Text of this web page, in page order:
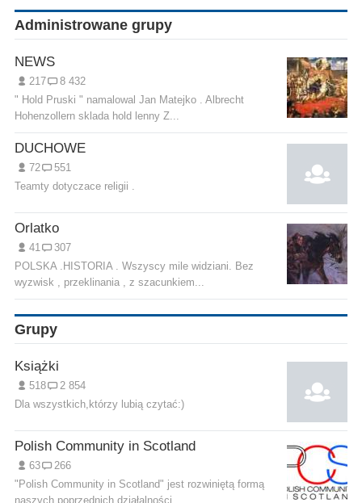
Administrowane grupy
NEWS
217
8 432
" Hold Pruski " namalowal Jan Matejko . Albrecht
Hohenzollern sklada hold lenny Z...
DUCHOWE
72
551
Teamty dotyczace religii .
Orlatko
41
307
POLSKA .HISTORIA . Wszyscy mile widziani. Bez
wyzwisk , przeklinania , z szacunkiem...
Grupy
Książki
518
2 854
Dla wszystkich,którzy lubią czytać:)
Polish Community in Scotland
63
266
"Polish Community in Scotland" jest rozwiniętą formą
naszych poprzednich działalności...